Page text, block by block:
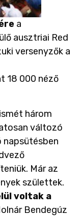
a
ausztriai Red
versenyzők a
18 000 néző
három
változó
napsütésben
Már az
születtek.
voltak a
Bendegúz